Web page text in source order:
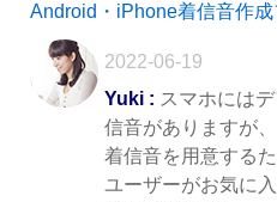
Android・iPhone着信音作
2022-06-19
Yuki : スマホには
信音がありますが
着信音を用意する
ユーザーがお気に